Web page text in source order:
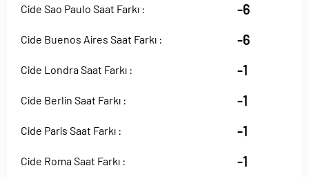
Cide Sao Paulo Saat Farkı : -6
Cide Buenos Aires Saat Farkı : -6
Cide Londra Saat Farkı : -1
Cide Berlin Saat Farkı : -1
Cide Paris Saat Farkı : -1
Cide Roma Saat Farkı : -1